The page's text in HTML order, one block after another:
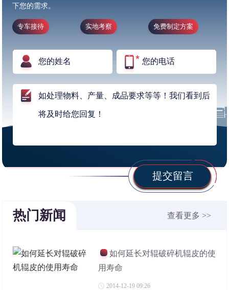
下您的需求。
专车接待 实地考察 免费制定方案
提交留言
热门新闻 查看更多 >>
如何延长对辊破碎机辊皮的使
用寿命
2014-12-19 09:26